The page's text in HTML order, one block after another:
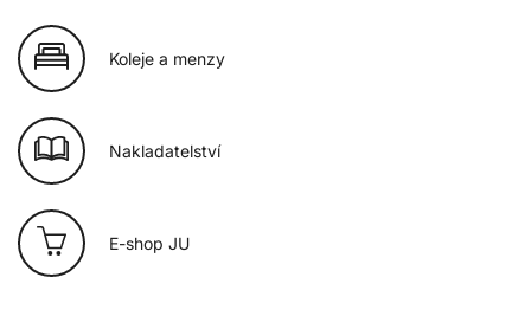
Koleje a menzy
Nakladatelství
E-shop JU